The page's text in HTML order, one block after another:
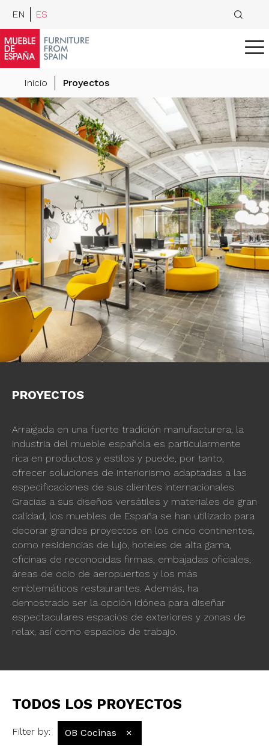
EN ES
Inicio Proyectos
PROYECTOS
Arraigada en una fuerte tradición manufacturera, la
industria del mueble española es particularmente
rica en productos y estilos y puede, por tanto,
ofrecer soluciones de interiorismo adaptadas a las
especificaciones de sus clientes internacionales.
Gracias a sus diseños versátiles y materiales de gran
calidad, los muebles de España se han utilizado para
decorar grandes proyectos en los cinco continentes,
como residencias de lujo, hoteles de alta gama,
oficinas de reconocidas firmas, embajadas oficiales,
áreas de ocio de aeropuertos y los más
emblemáticos restaurantes. Además, ha
demostrado ser la opción idónea para diseñar
espectaculares espacios de exteriores y zonas de
relax, así como espacios de trabajo.
TODOS LOS PROYECTOS
Filter by: OB Cocinas ×